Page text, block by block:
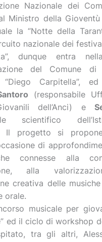
Nazionale dei
Ministro della
la “Notte della
nazionale dei
dunque entra
del Comune
“Diego Carpitella”,
(responsabile
dell’Anci) e
scientifico
Il progetto si
di
connesse alla
alla
creativa delle
orale.
musicale per
ed il ciclo di workshop
tra gli altri,